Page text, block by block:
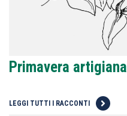
Primavera artigiana
LEGGI TUTTI I RACCONTI